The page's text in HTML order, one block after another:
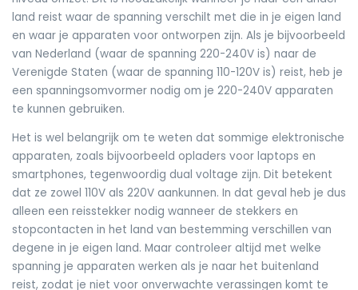
land reist waar de spanning verschilt met die in je eigen land
en waar je apparaten voor ontworpen zijn. Als je bijvoorbeeld
van Nederland (waar de spanning 220-240V is) naar de
Verenigde Staten (waar de spanning 110-120V is) reist, heb je
een spanningsomvormer nodig om je 220-240V apparaten
te kunnen gebruiken.
Het is wel belangrijk om te weten dat sommige elektronische
apparaten, zoals bijvoorbeeld opladers voor laptops en
smartphones, tegenwoordig dual voltage zijn. Dit betekent
dat ze zowel 110V als 220V aankunnen. In dat geval heb je dus
alleen een reisstekker nodig wanneer de stekkers en
stopcontacten in het land van bestemming verschillen van
degene in je eigen land. Maar controleer altijd met welke
spanning je apparaten werken als je naar het buitenland
reist, zodat je niet voor onverwachte verassingen komt te